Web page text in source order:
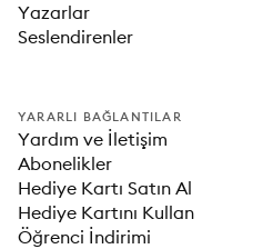
Yazarlar
Seslendirenler
YARARLI BAĞLANTILAR
Yardım ve İletişim
Abonelikler
Hediye Kartı Satın Al
Hediye Kartını Kullan
Öğrenci İndirimi